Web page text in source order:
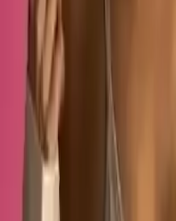
için ideal bir seçenektir. Kaliteli
çekerken, bazı kullanıcıların
kullanım kolaylığı açısından
bulunmaktadır. Uzun vadeli
avantaj sağlarken, kullanım
önünde bulundurulmalıdır.
Genel olarak, ürünün yüksek
kullanıcıların çoğunlukla
almadan önce beden uyumu ve
dikkatli olunması önerilir. Bu
bir deneyim elde edilebilir.